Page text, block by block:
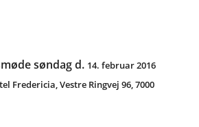
søndag d. 14. februar 2016
Fredericia, Vestre Ringvej 96, 7000